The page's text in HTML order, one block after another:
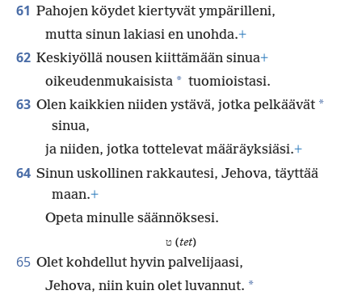
61 Pahojen köydet kiertyvät ympärilleni,
mutta sinun lakiasi en unohda.+
62 Keskiyöllä nousen kiittämään sinua+
oikeudenmukaisista * tuomioistasi.
63 Olen kaikkien niiden ystävä, jotka pelkäävät *
sinua,
ja niiden, jotka tottelevat määräyksiäsi.+
64 Sinun uskollinen rakkautesi, Jehova, täyttää
maan.+
Opeta minulle säännöksesi.
ט (tet)
65 Olet kohdellut hyvin palvelijaasi,
Jehova, niin kuin olet luvannut. *